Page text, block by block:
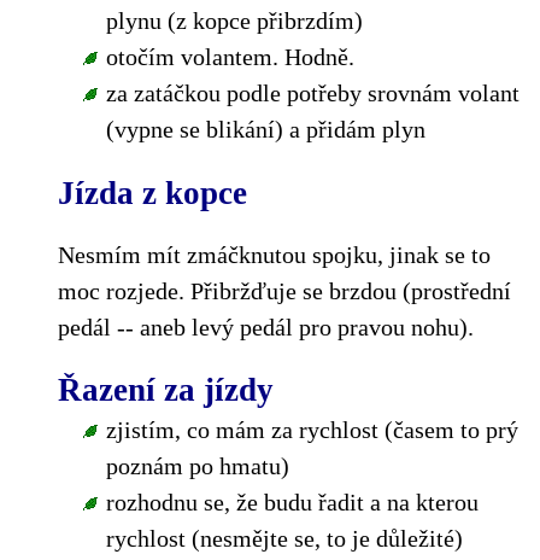
plynu (z kopce přibrzdím)
otočím volantem. Hodně.
za zatáčkou podle potřeby srovnám volant
(vypne se blikání) a přidám plyn
Jízda z kopce
Nesmím mít zmáčknutou spojku, jinak se to
moc rozjede. Přibržďuje se brzdou (prostřední
pedál -- aneb levý pedál pro pravou nohu).
Řazení za jízdy
zjistím, co mám za rychlost (časem to prý
poznám po hmatu)
rozhodnu se, že budu řadit a na kterou
rychlost (nesmějte se, to je důležité)